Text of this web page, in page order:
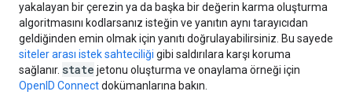
yakalayan bir çerezin ya da başka bir değerin karma oluşturma
algoritmasını kodlarsanız isteğin ve yanıtın aynı tarayıcıdan
geldiğinden emin olmak için yanıtı doğrulayabilirsiniz. Bu sayede
siteler arası istek sahteciliği gibi saldırılara karşı koruma
sağlanır. state jetonu oluşturma ve onaylama örneği için
OpenID Connectdokümanlarına bakın.